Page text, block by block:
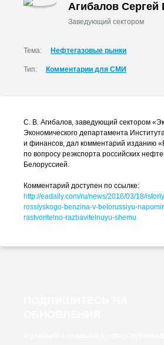
Агибалов Сергей
Заведующий сектором
Тема: Нефтегазовые рынки
Тип: Комментарии для СМИ
С. В. Агибалов, заведующий сектором
Экономического департамента
и финансов, дал комментарий изданию
по вопросу реэкспорта российских
Белоруссией.
Комментарий доступен по ссылке:
http://eadaily.com/ru/news/2016/03/18/
rossiyskogo-benzina-v-belorussiyu-
rastvoritelno-razbavitelnuyu-shemu